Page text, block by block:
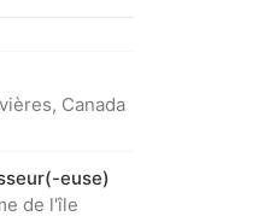
Canada
euse)
de l'île